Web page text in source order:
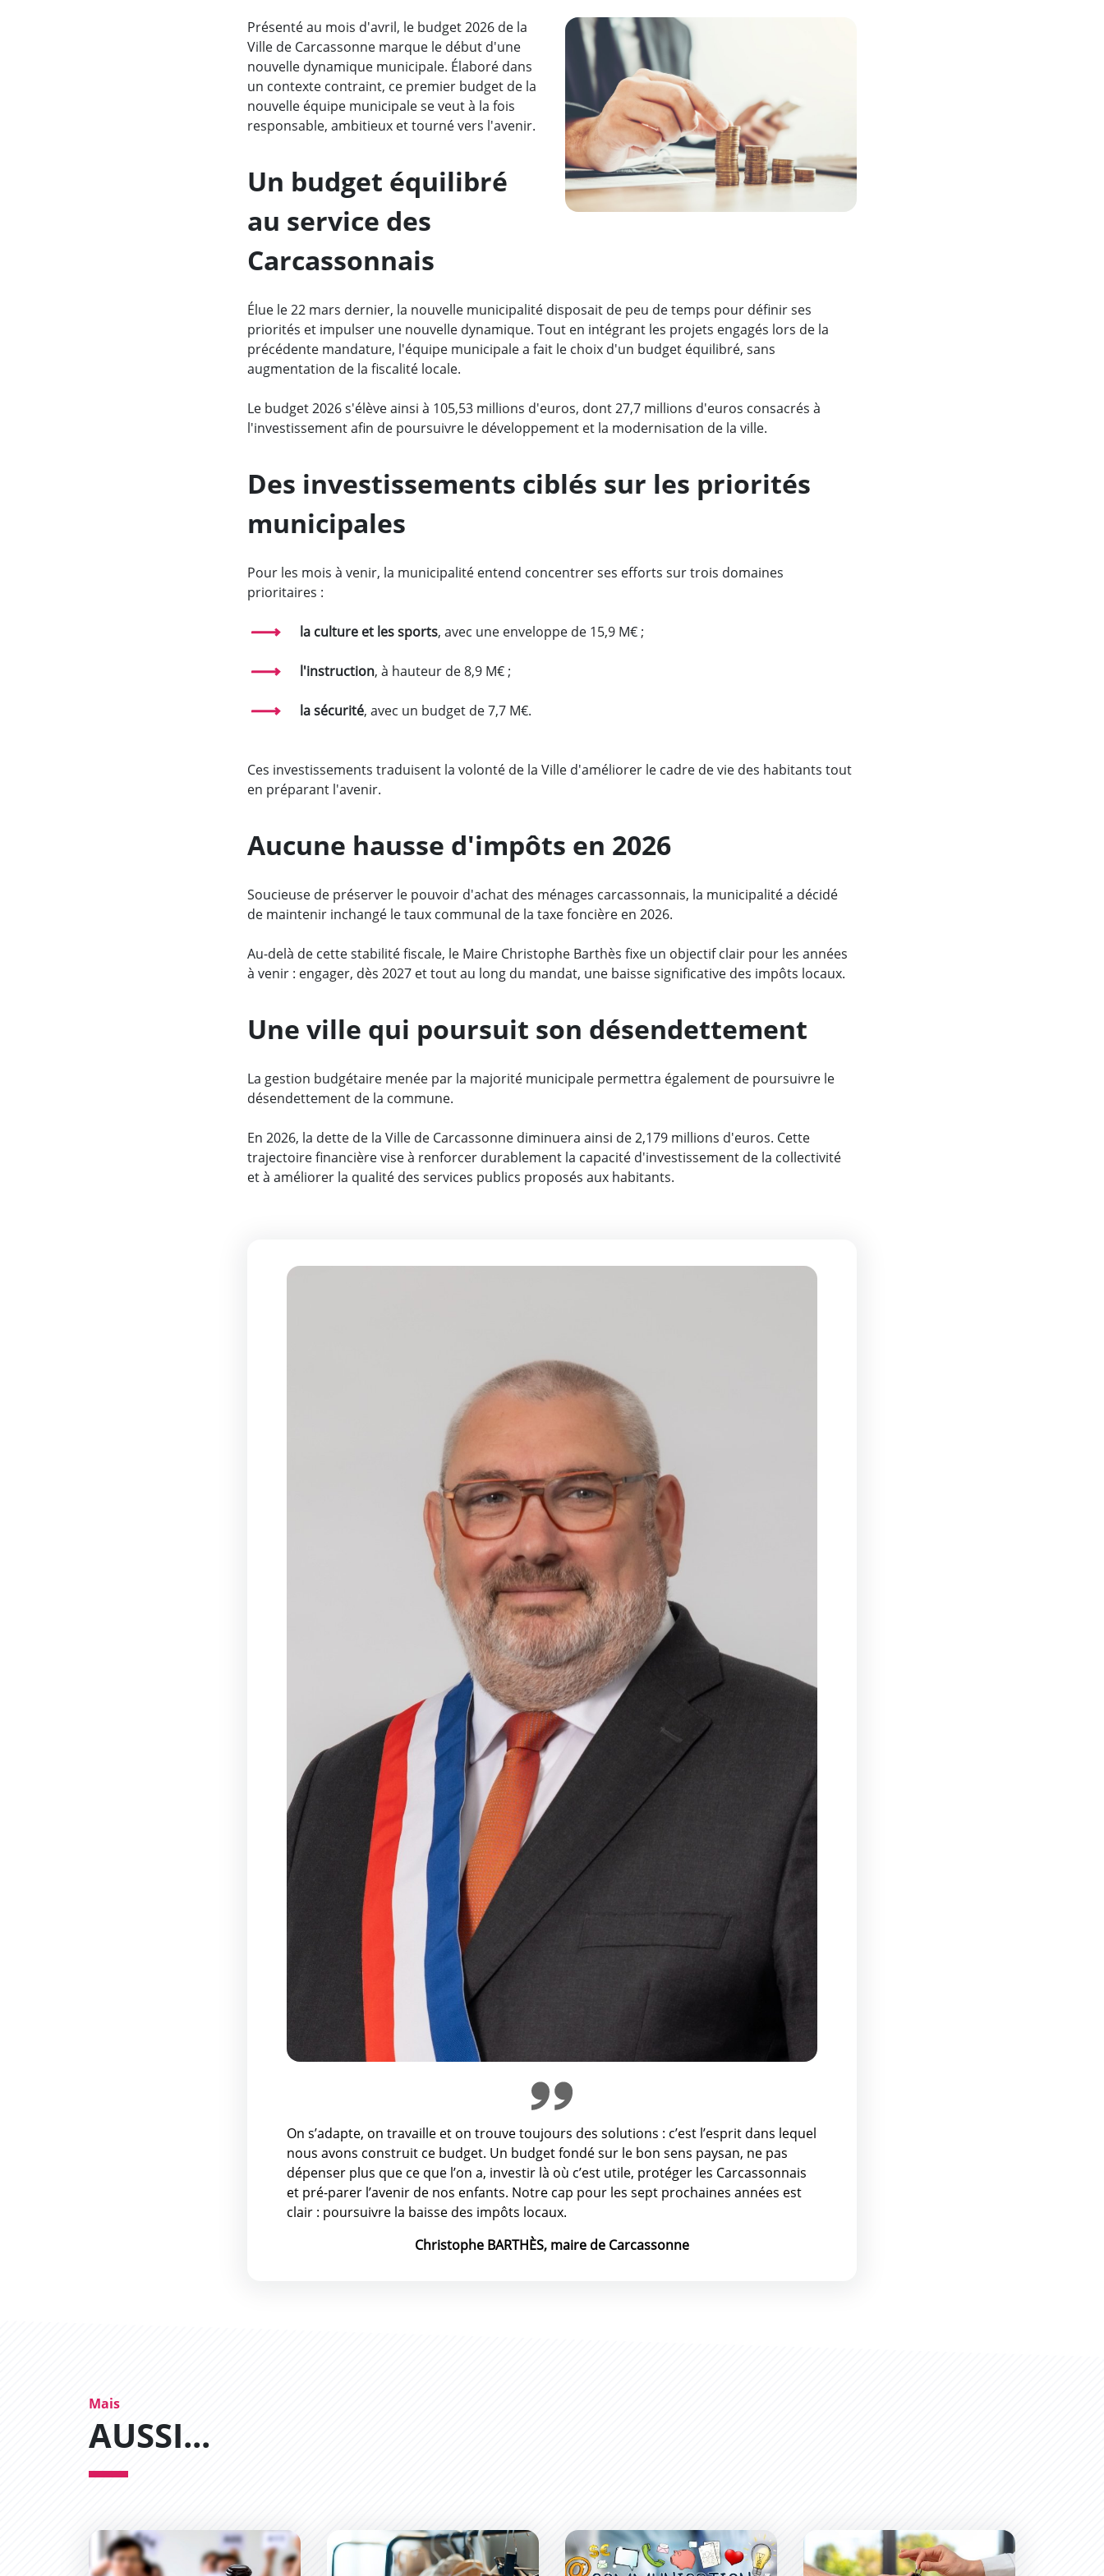
Zoom de l'image
Présenté au mois d'avril, le budget 2026 de la
Ville de Carcassonne marque le début d'une
nouvelle dynamique municipale. Élaboré dans
un contexte contraint, ce premier budget de la
nouvelle équipe municipale se veut à la fois
responsable, ambitieux et tourné vers l'avenir.
Un budget équilibré
au service des
Carcassonnais
Élue le 22 mars dernier, la nouvelle municipalité disposait de peu de temps pour définir ses
priorités et impulser une nouvelle dynamique. Tout en intégrant les projets engagés lors de la
précédente mandature, l'équipe municipale a fait le choix d'un budget équilibré, sans
augmentation de la fiscalité locale.
Le budget 2026 s'élève ainsi à 105,53 millions d'euros, dont 27,7 millions d'euros consacrés à
l'investissement afin de poursuivre le développement et la modernisation de la ville.
Des investissements ciblés sur les priorités
municipales
Pour les mois à venir, la municipalité entend concentrer ses efforts sur trois domaines
prioritaires :
la culture et les sports, avec une enveloppe de 15,9 M€ ;
l'instruction, à hauteur de 8,9 M€ ;
la sécurité, avec un budget de 7,7 M€.
Ces investissements traduisent la volonté de la Ville d'améliorer le cadre de vie des habitants tout
en préparant l'avenir.
Aucune hausse d'impôts en 2026
Soucieuse de préserver le pouvoir d'achat des ménages carcassonnais, la municipalité a décidé
de maintenir inchangé le taux communal de la taxe foncière en 2026.
Au-delà de cette stabilité fiscale, le Maire Christophe Barthès fixe un objectif clair pour les années
à venir : engager, dès 2027 et tout au long du mandat, une baisse significative des impôts locaux.
Une ville qui poursuit son désendettement
La gestion budgétaire menée par la majorité municipale permettra également de poursuivre le
désendettement de la commune.
En 2026, la dette de la Ville de Carcassonne diminuera ainsi de 2,179 millions d'euros. Cette
trajectoire financière vise à renforcer durablement la capacité d'investissement de la collectivité
et à améliorer la qualité des services publics proposés aux habitants.
On s’adapte, on travaille et on trouve toujours des solutions : c’est l’esprit dans lequel
nous avons construit ce budget. Un budget fondé sur le bon sens paysan, ne pas
dépenser plus que ce que l’on a, investir là où c’est utile, protéger les Carcassonnais
et pré-parer l’avenir de nos enfants. Notre cap pour les sept prochaines années est
clair : poursuivre la baisse des impôts locaux.
Christophe BARTHÈS, maire de Carcassonne
Mais
AUSSI...
Trois biens immobiliers de la Ville à acquérir aux enchèresDes boutiques partagées pour redynamiser le centre-ville
Communiquer sur mon commerce Les aides disponibles